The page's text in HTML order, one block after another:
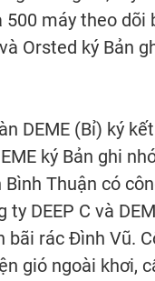
500 máy theo
Orsted ký Bản
DEME (Bỉ) ký
ký Bản ghi
Thuận có
ty DEEP C và
rác Đình Vũ.
gió ngoài khơi,